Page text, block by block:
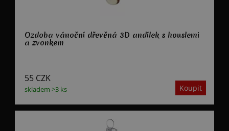
Ozdoba vánoční dřevěná 3D andílek s houslemi
a zvonkem
skladem >3 ks
55 CZK